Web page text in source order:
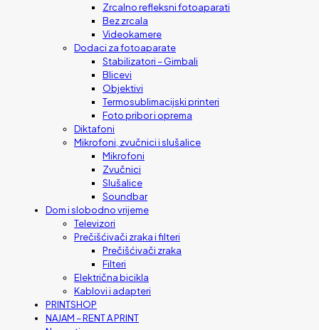
Zrcalno refleksni fotoaparati
Bez zrcala
Videokamere
Dodaci za fotoaparate
Stabilizatori – Gimbali
Blicevi
Objektivi
Termosublimacijski printeri
Foto pribor i oprema
Diktafoni
Mikrofoni, zvučnici i slušalice
Mikrofoni
Zvučnici
Slušalice
Soundbar
Dom i slobodno vrijeme
Televizori
Prečišćivači zraka i filteri
Prečišćivači zraka
Filteri
Električna bicikla
Kablovi i adapteri
PRINTSHOP
NAJAM – RENT A PRINT